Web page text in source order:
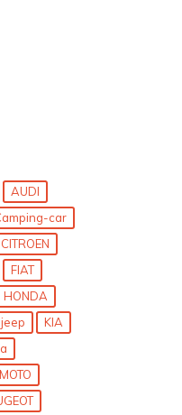
AUDI
car
CITROEN
FIAT
HONDA
jeep
KIA
MOTO